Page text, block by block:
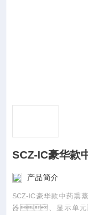
SCZ-IC豪华款
产品简介
SCZ-IC豪华款中药
器、显示单